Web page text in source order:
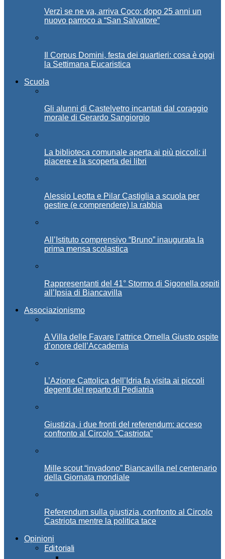
Verzì se ne va, arriva Coco: dopo 25 anni un
nuovo parroco a “San Salvatore”
Il Corpus Domini, festa dei quartieri: cosa è oggi
la Settimana Eucaristica
Scuola
Gli alunni di Castelvetro incantati dal coraggio
morale di Gerardo Sangiorgio
La biblioteca comunale aperta ai più piccoli: il
piacere e la scoperta dei libri
Alessio Leotta e Pilar Castiglia a scuola per
gestire (e comprendere) la rabbia
All’Istituto comprensivo “Bruno” inaugurata la
prima mensa scolastica
Rappresentanti del 41° Stormo di Sigonella ospiti
all’Ipsia di Biancavilla
Associazionismo
A Villa delle Favare l’attrice Ornella Giusto ospite
d’onore dell’Accademia
L’Azione Cattolica dell’Idria fa visita ai piccoli
degenti del reparto di Pediatria
Giustizia, i due fronti del referendum: acceso
confronto al Circolo “Castriota”
Mille scout “invadono” Biancavilla nel centenario
della Giornata mondiale
Referendum sulla giustizia, confronto al Circolo
Castriota mentre la politica tace
Opinioni
Editoriali